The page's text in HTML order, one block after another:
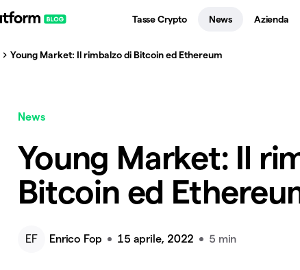
Azienda
News
Tasse Crypto
Young Market: Il rimbalzo di Bitcoin ed Ethereum
News
Young Market: Il
Bitcoin ed
EF Enrico Fop 15 aprile, 2022 5 min